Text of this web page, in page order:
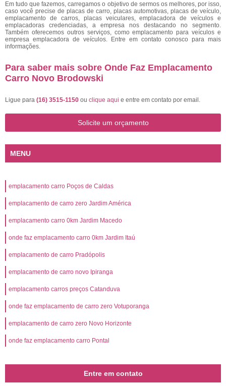
Em tudo que fazemos, carregamos o objetivo de sermos os melhores, por isso,
caso você precise de placas de carro, placas automotivas, placas de veículo,
emplacamento de carros, placas veiculares, emplacadora de veículos e
emplacadoras credenciadas, a empresa nos destacando no segmento.
Também oferecemos outros serviços, como emplacamento para veículos e
empresa emplacadora de veículos. Entre em contato conosco para mais
informações.
Para saber mais sobre Onde Faz Emplacamento
Carro Novo Brodowski
Ligue para (16) 3515-1150 ou clique aqui e entre em contato por email.
Solicite um orçamento
MENU
emplacamento carro Poços de Caldas
emplacamento de carro zero Jardim América
emplacamento carro 0km Jardim Macedo
onde faz emplacamento carro 0km Jardim Itaú
emplacamento de carro Pradópolis
emplacamento de carro novo Ipiranga
emplacamento carros preços Catanduva
onde faz emplacamento de carro zero Votuporanga
emplacamento de carro zero Novo Horizonte
onde faz emplacamento carro Pontal
Entre em contato